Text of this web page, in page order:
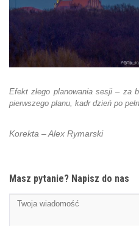
Efekt złego planowania sesji – za
pierwszego planu, kadr dzień po
Korekta – Alex Rymarski
Masz pytanie? Napisz do nas